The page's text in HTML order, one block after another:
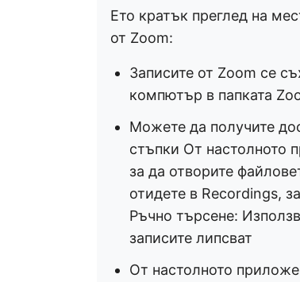
Ето кратък преглед на
от Zoom:
Записите от Zoom се
компютър в папката
Можете да получите
стъпки От настолното
за да отворите
отидете в Recordings,
Ръчно търсене:
записите липсват
От настолното